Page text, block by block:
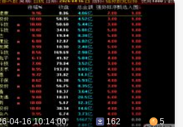
04-16 10:14:00 162 5